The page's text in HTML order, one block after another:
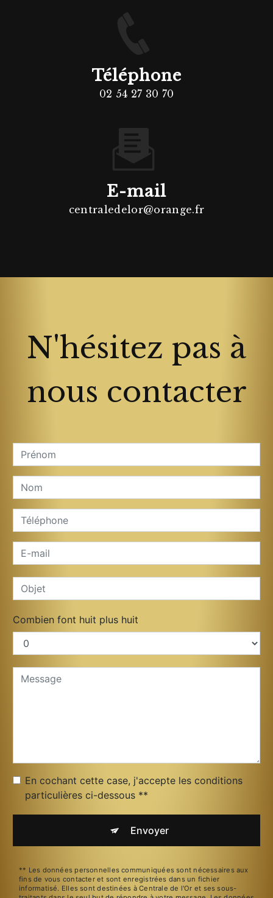
Téléphone
02 54 27 30 70
E-mail
centraledelor@orange.fr
N'hésitez pas à
nous contacter
Combien font huit plus huit
En cochant cette case, j'accepte les conditions
particulières ci-dessous **
Envoyer
** Les données personnelles communiquées sont nécessaires aux
fins de vous contacter et sont enregistrées dans un fichier
informatisé. Elles sont destinées à Centrale de l'Or et ses sous-